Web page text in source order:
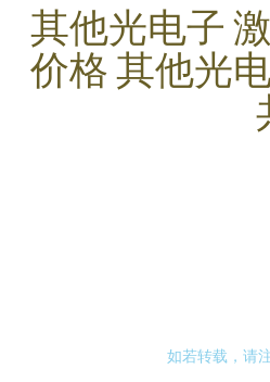
其他光电子
价格 其他光
如若转载，请